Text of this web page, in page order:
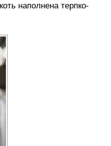
наполнена терпко-